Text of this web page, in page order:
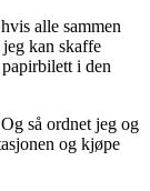
alle sammen
jeg kan skaffe
i den
så ordnet jeg og
og kjøpe